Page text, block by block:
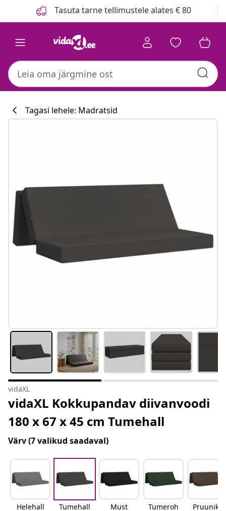
Tasuta tarne tellimustele alates € 80
Tagasi lehele: Madratsid
vidaXL
vidaXL Kokkupandav diivanvoodi
180 x 67 x 45 cm Tumehall
Värv(7 valikud saadaval)
Helehall Tumehall Must
Tumeroh
Pruunika